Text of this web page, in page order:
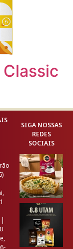
|
SIGA NOSSAS
REDES
SOCIAIS